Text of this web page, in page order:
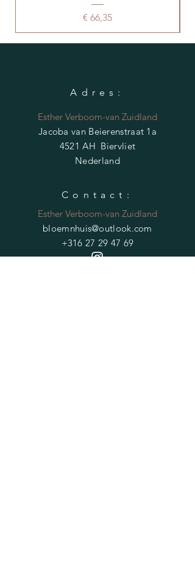
Prijs
€ 66,35
Adres:
Esther Verboom-van Zuidland
Jacoba van Beierenstraat 1a
4521 AH Biervliet
Nederland
Contact:
Esther Verboom-van Zuidland
bloemnhuis@outlook.com
+316 27 29 47 69